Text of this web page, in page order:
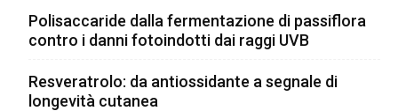
Polisaccaride dalla fermentazione di passiflora
contro i danni fotoindotti dai raggi UVB
Resveratrolo: da antiossidante a segnale di
longevità cutanea